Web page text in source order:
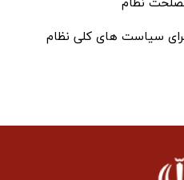
سیاست های کلی نظام